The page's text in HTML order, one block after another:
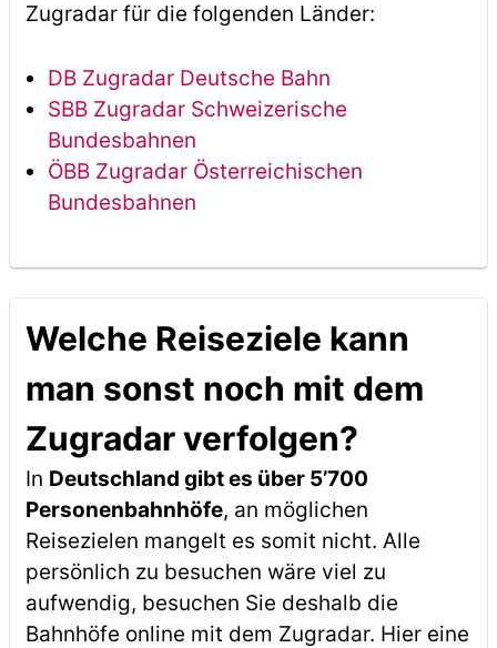
Zugradar für die folgenden Länder:
DB Zugradar Deutsche Bahn
SBB Zugradar Schweizerische
Bundesbahnen
ÖBB Zugradar Österreichischen
Bundesbahnen
Welche Reiseziele kann
man sonst noch mit dem
Zugradar verfolgen?
In Deutschland gibt es über 5’700
Personenbahnhöfe, an möglichen
Reisezielen mangelt es somit nicht. Alle
persönlich zu besuchen wäre viel zu
aufwendig, besuchen Sie deshalb die
Bahnhöfe online mit dem Zugradar. Hier eine